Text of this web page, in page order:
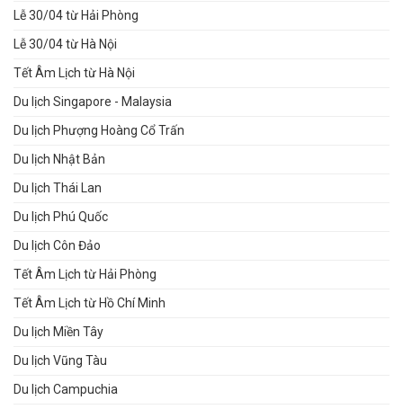
Lễ 30/04 từ Hải Phòng
Lễ 30/04 từ Hà Nội
Tết Âm Lịch từ Hà Nội
Du lịch Singapore - Malaysia
Du lịch Phượng Hoàng Cổ Trấn
Du lịch Nhật Bản
Du lịch Thái Lan
Du lịch Phú Quốc
Du lịch Côn Đảo
Tết Âm Lịch từ Hải Phòng
Tết Âm Lịch từ Hồ Chí Minh
Du lịch Miền Tây
Du lịch Vũng Tàu
Du lịch Campuchia